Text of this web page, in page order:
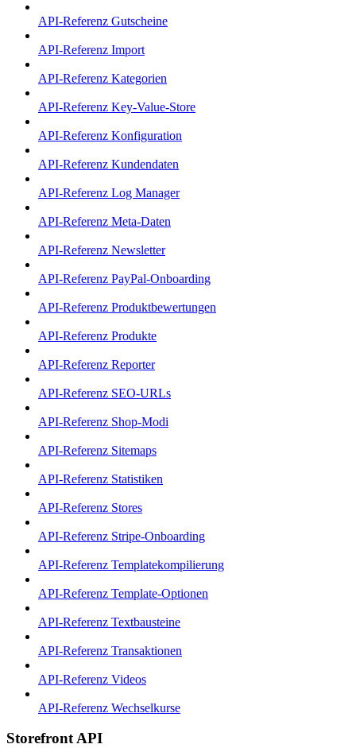
API-Referenz Gutscheine
API-Referenz Import
API-Referenz Kategorien
API-Referenz Key-Value-Store
API-Referenz Konfiguration
API-Referenz Kundendaten
API-Referenz Log Manager
API-Referenz Meta-Daten
API-Referenz Newsletter
API-Referenz PayPal-Onboarding
API-Referenz Produktbewertungen
API-Referenz Produkte
API-Referenz Reporter
API-Referenz SEO-URLs
API-Referenz Shop-Modi
API-Referenz Sitemaps
API-Referenz Statistiken
API-Referenz Stores
API-Referenz Stripe-Onboarding
API-Referenz Templatekompilierung
API-Referenz Template-Optionen
API-Referenz Textbausteine
API-Referenz Transaktionen
API-Referenz Videos
API-Referenz Wechselkurse
Storefront API